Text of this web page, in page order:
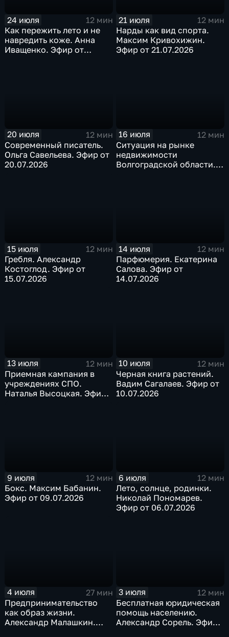
24 июля
12 мин
Как пережить лето и не
навредить коже. Анна
Иващенко. Эфир от
21 июля
12 мин
Нарды как вид спорта.
Максим Кривохижин.
Эфир от 21.07.2026
20 июля
12 мин
Современный писатель.
Ольга Савельева. Эфир от
20.07.2026
16 июля
12 мин
Ситуация на рынке
недвижимости
Волгоградской области.
15 июля
12 мин
Гребля. Александр
Костоглод. Эфир от
15.07.2026
14 июля
12 мин
Парфюмерия. Екатерина
Салова. Эфир от
14.07.2026
13 июля
12 мин
Приемная кампания в
учреждениях СПО.
Наталья Высоцкая. Эфир
10 июля
12 мин
Черная книга растений.
Вадим Сагалаев. Эфир от
10.07.2026
9 июля
12 мин
Бокс. Максим Бабанин.
Эфир от 09.07.2026
6 июля
12 мин
Лето, солнце, родинки.
Николай Пономарев.
Эфир от 06.07.2026
4 июля
27 мин
Предпринимательство
как образ жизни.
Александр Малашкин.
3 июля
12 мин
Бесплатная юридическая
помощь населению.
Александр Сорель. Эфир